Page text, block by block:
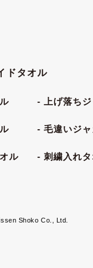
ドタオル
ル
上げ落ち
毛違いジ
刺繍入れ
Shoko Co., Ltd.